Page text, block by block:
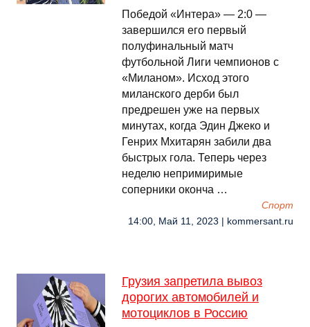
Победой «Интера» — 2:0 —
завершился его первый
полуфинальный матч
футбольной Лиги чемпионов с
«Миланом». Исход этого
миланского дерби был
предрешен уже на первых
минутах, когда Эдин Джеко и
Генрих Мхитарян забили два
быстрых гола. Теперь через
неделю непримиримые
соперники оконча …
Спорт
14:00, Май 11, 2023 | kommersant.ru
Грузия запретила вывоз
дорогих автомобилей и
мотоциклов в Россию